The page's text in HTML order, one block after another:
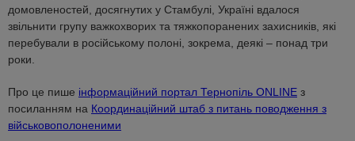
домовленостей, досягнутих у Стамбулі, Україні вдалося
звільнити групу важкохворих та тяжкопоранених захисників, які
перебували в російському полоні, зокрема, деякі – понад три
роки.
Про це пише інформаційний портал Тернопіль ONLINE з
посиланням на Координаційний штаб з питань поводження з
військовополоненими